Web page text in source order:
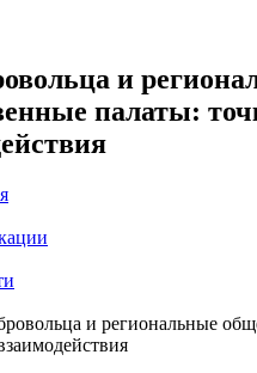
и
палаты:
и региональные